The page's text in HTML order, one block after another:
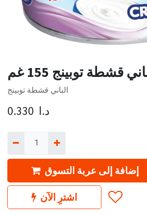
قشطة توبينج 155 غم
الباني قشطة توبينج
0.330 د.ا
إضافة إلى عربة التسوق
اشترِ الآن